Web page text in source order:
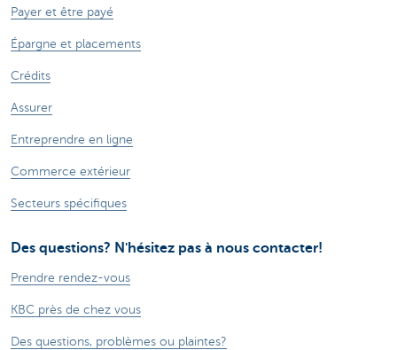
Payer et être payé
Épargne et placements
Crédits
Assurer
Entreprendre en ligne
Commerce extérieur
Secteurs spécifiques
Des questions? N'hésitez pas à nous contacter!
Prendre rendez-vous
KBC près de chez vous
Des questions, problèmes ou plaintes?